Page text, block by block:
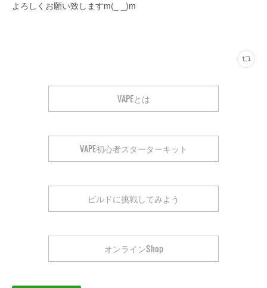
よろしくお願い致しますm(_ _)m
VAPEとは
VAPE初心者スターターキット
ビルドに挑戦してみよう
オンラインShop